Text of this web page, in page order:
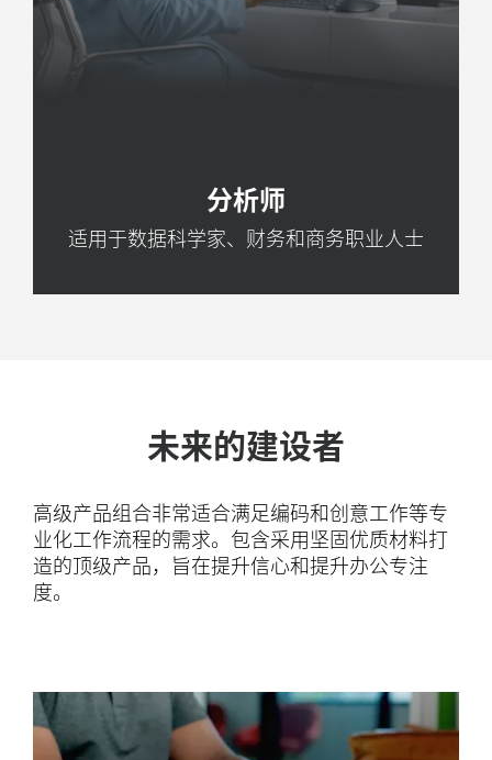
分析师
适用于数据科学家、财务和商务职业人士
未来的建设者
高级产品组合非常适合满足编码和创意工作等专
业化工作流程的需求。包含采用坚固优质材料打
造的顶级产品，旨在提升信心和提升办公专注
度。